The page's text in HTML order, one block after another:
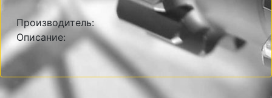
Производитель:
Описание: